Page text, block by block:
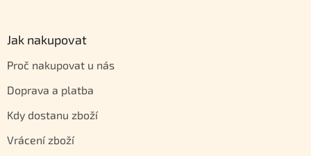
Jak nakupovat
Proč nakupovat u nás
Doprava a platba
Kdy dostanu zboží
Vrácení zboží